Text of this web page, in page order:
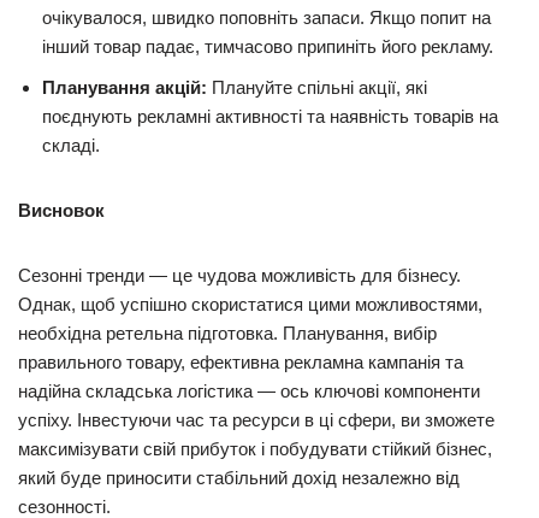
очікувалося, швидко поповніть запаси. Якщо попит на
інший товар падає, тимчасово припиніть його рекламу.
Планування акцій: Плануйте спільні акції, які
поєднують рекламні активності та наявність товарів на
складі.
Висновок
Сезонні тренди — це чудова можливість для бізнесу.
Однак, щоб успішно скористатися цими можливостями,
необхідна ретельна підготовка. Планування, вибір
правильного товару, ефективна рекламна кампанія та
надійна складська логістика — ось ключові компоненти
успіху. Інвестуючи час та ресурси в ці сфери, ви зможете
максимізувати свій прибуток і побудувати стійкий бізнес,
який буде приносити стабільний дохід незалежно від
сезонності.